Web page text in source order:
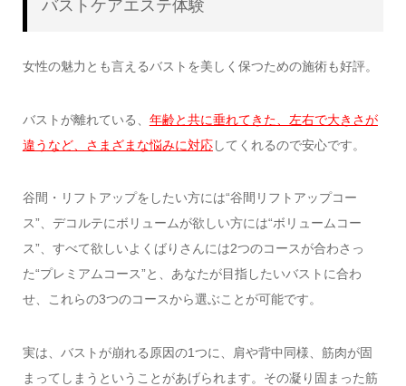
バストケアエステ体験
女性の魅力とも言えるバストを美しく保つための施術も好評。
バストが離れている、 年齢と共に垂れてきた、左右で大きさが
違うなど、さまざまな悩みに対応してくれるので安心です。
谷間・リフトアップをしたい方には“谷間リフトアップコー
ス”、デコルテにボリュームが欲しい方には“ボリュームコー
ス”、すべて欲しいよくばりさんには2つのコースが合わさっ
た“プレミアムコース”と、あなたが目指したいバストに合わ
せ、これらの3つのコースから選ぶことが可能です。
実は、バストが崩れる原因の1つに、肩や背中同様、筋肉が固
まってしまうということがあげられます。その凝り固まった筋